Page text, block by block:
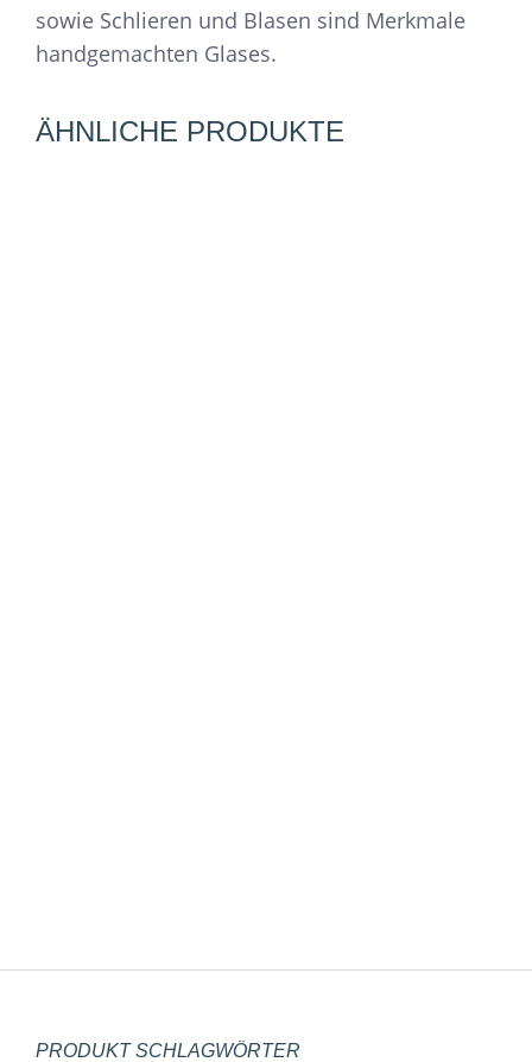
sowie Schlieren und Blasen sind Merkmale
handgemachten Glases.
ÄHNLICHE PRODUKTE
PRODUKT SCHLAGWÖRTER